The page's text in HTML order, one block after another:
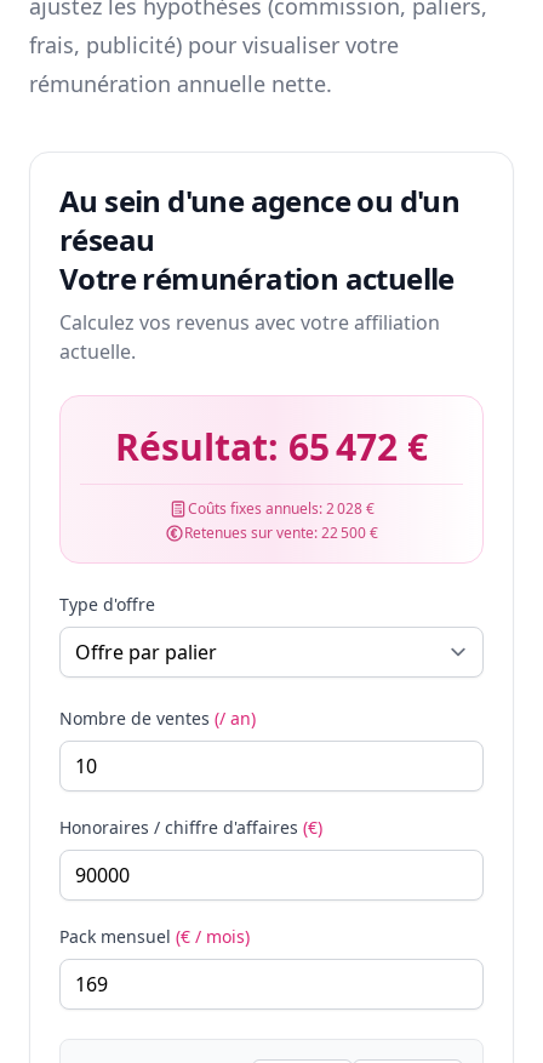
ajustez les hypothèses (commission, paliers,
frais, publicité) pour visualiser votre
rémunération annuelle nette.
Au sein d'une agence ou d'un
réseau
Votre rémunération actuelle
Calculez vos revenus avec votre affiliation
actuelle.
Résultat: 65 472 €
Coûts fixes annuels:2 028 €
Retenues sur vente:22 500 €
Type d'offre
Nombre de ventes (/ an)
Honoraires / chiffre d'affaires (€)
Pack mensuel (€ / mois)